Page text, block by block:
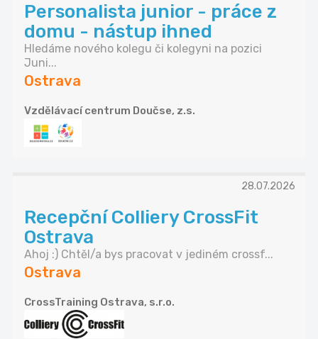
Personalista junior - práce z
domu - nástup ihned
Hledáme nového kolegu či kolegyni na pozici
Juni...
Ostrava
Vzdělávací centrum Doučse, z.s.
28.07.2026
Recepční Colliery CrossFit
Ostrava
Ahoj :) Chtěl/a bys pracovat v jediném crossf...
Ostrava
CrossTraining Ostrava, s.r.o.